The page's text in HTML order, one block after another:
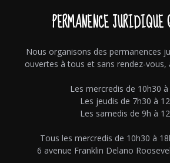
PERMANENCE
Nous organisons des permanences
ouvertes à tous et sans rendez-vous,
Les mercredis de 10h30
Les jeudis de 7h30 à
Les samedis de 9h à
Tous les mercredis de 10h30 à
6 avenue Franklin Delano